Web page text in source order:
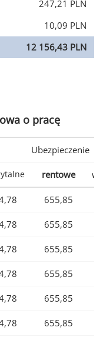
247,21 PLN
10,09 PLN
12 156,43 PLN
o pracę
Ubezpieczenie
rentowe
655,85
655,85
655,85
655,85
655,85
655,85